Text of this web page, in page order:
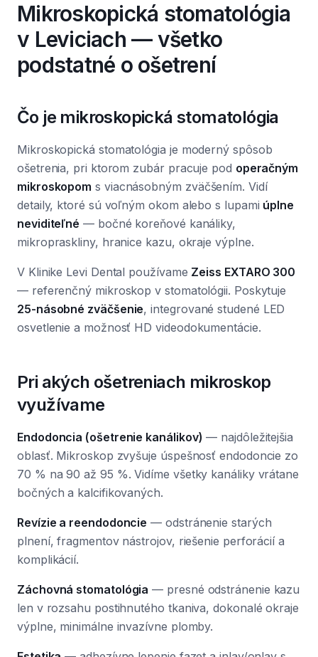
Mikroskopická stomatológia
v Leviciach — všetko
podstatné o ošetrení
Čo je mikroskopická stomatológia
Mikroskopická stomatológia je moderný spôsob
ošetrenia, pri ktorom zubár pracuje pod operačným
mikroskopom s viacnásobným zväčšením. Vidí
detaily, ktoré sú voľným okom alebo s lupami úplne
neviditeľné — bočné koreňové kanáliky,
mikropraskliny, hranice kazu, okraje výplne.
V Klinike Levi Dental používame Zeiss EXTARO 300
— referenčný mikroskop v stomatológii. Poskytuje
25-násobné zväčšenie, integrované studené LED
osvetlenie a možnosť HD videodokumentácie.
Pri akých ošetreniach mikroskop
využívame
Endodoncia (ošetrenie kanálikov) — najdôležitejšia
oblasť. Mikroskop zvyšuje úspešnosť endodoncie zo
70 % na 90 až 95 %. Vidíme všetky kanáliky vrátane
bočných a kalcifikovaných.
Revízie a reendodoncie — odstránenie starých
plnení, fragmentov nástrojov, riešenie perforácií a
komplikácií.
Záchovná stomatológia — presné odstránenie kazu
len v rozsahu postihnutého tkaniva, dokonalé okraje
výplne, minimálne invazívne plomby.